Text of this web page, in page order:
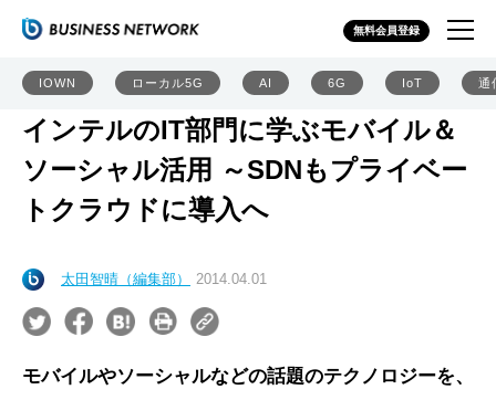
無料会員登録
IOWN ローカル5G AI 6G IoT 通
インテルのIT部門に学ぶモバイル＆
ソーシャル活用 ～SDNもプライベー
トクラウドに導入へ
太田智晴（編集部） 2014.04.01
モバイルやソーシャルなどの話題のテクノロジーを、